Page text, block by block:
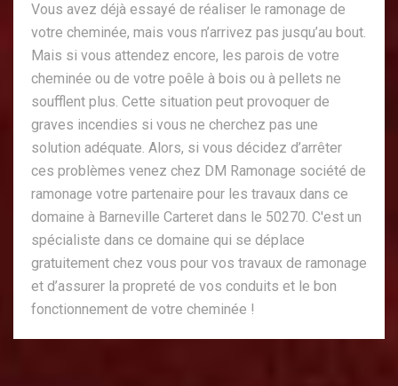
Vous avez déjà essayé de réaliser le ramonage de
votre cheminée, mais vous n’arrivez pas jusqu’au bout.
Mais si vous attendez encore, les parois de votre
cheminée ou de votre poêle à bois ou à pellets ne
soufflent plus. Cette situation peut provoquer de
graves incendies si vous ne cherchez pas une
solution adéquate. Alors, si vous décidez d’arrêter
ces problèmes venez chez DM Ramonage société de
ramonage votre partenaire pour les travaux dans ce
domaine à Barneville Carteret dans le 50270. C'est un
spécialiste dans ce domaine qui se déplace
gratuitement chez vous pour vos travaux de ramonage
et d’assurer la propreté de vos conduits et le bon
fonctionnement de votre cheminée !